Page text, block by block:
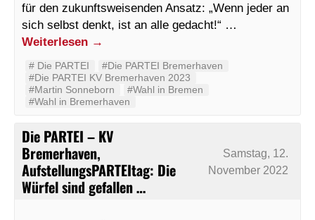
für den zukunftsweisenden Ansatz: „Wenn jeder an
sich selbst denkt, ist an alle gedacht!“ …
Weiterlesen →
#‬ ‪Die PARTEI‬
#Die PARTEI Bremerhaven
#Die PARTEI KV Bremerhaven 2023
#Martin Sonneborn
#Wahl in Bremen
#Wahl in Bremerhaven
Die PARTEI – KV
Bremerhaven,
AufstellungsPARTEItag: Die
Würfel sind gefallen …
Samstag, 12.
November 2022